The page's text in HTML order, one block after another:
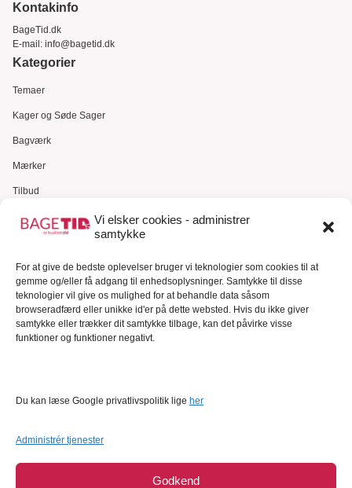
Vi elsker cookies - administrer
samtykke
For at give de bedste oplevelser bruger vi teknologier som cookies til at
gemme og/eller få adgang til enhedsoplysninger. Samtykke til disse
teknologier vil give os mulighed for at behandle data såsom
browseradfærd eller unikke id'er på dette websted. Hvis du ikke giver
samtykke eller trækker dit samtykke tilbage, kan det påvirke visse
funktioner og funktioner negativt.
Du kan læse Google privatlivspolitik lige her
Administrér tjenester
Godkend
Kontakinfo
BageTid.dk
E-mail: info@bagetid.dk
Kategorier
Temaer
Kager og Søde Sager
Bagværk
Mærker
Tilbud
Gavekort
Kundeservice
Kundeservice
FAQ – Ofte stillede spørgsmål
Om Bagetid.dk
Se Fødevarestyrelsens smiley-rapporter